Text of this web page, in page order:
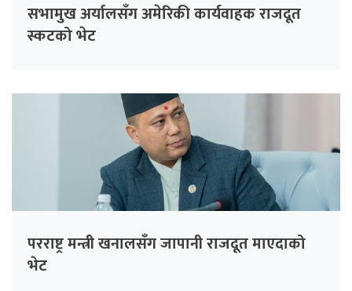
सभामुख अर्यालसँग अमेरिकी कार्यवाहक राजदूत
स्कटको भेट
परराष्ट्र मन्त्री खनालसँग जापानी राजदूत माएदाको
भेट